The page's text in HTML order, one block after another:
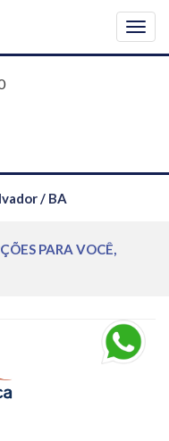
/ BA
PARA VOCÊ,